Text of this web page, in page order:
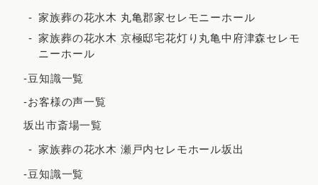
2021年5月
2021年4月
2021年3月
2021年2月
家族葬の花水木 丸亀郡家セレモニーホール
家族葬の花水木 京極邸宅花灯り丸亀中府津森セレモ
ニーホール
-豆知識一覧
-お客様の声一覧
坂出市斎場一覧
家族葬の花水木 瀬戸内セレモホール坂出
-豆知識一覧